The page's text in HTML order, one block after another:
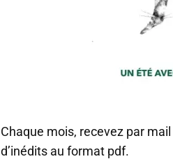
Chaque mois, recevez par mail
d’inédits au format pdf.